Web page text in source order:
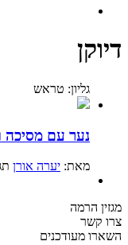
דיוקן
גליון: טראש
נער עם מסיכה ו-3
מאת: יערה אורן
מגזין הרמה
צרו קשר
השארו מעודכנים